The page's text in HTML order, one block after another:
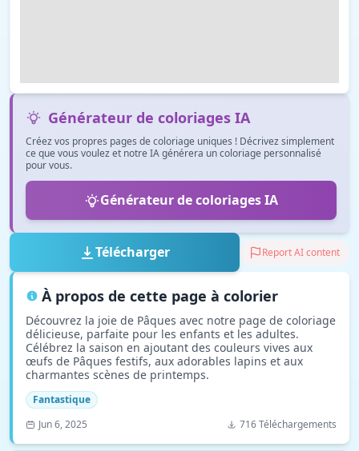
Générateur de coloriages IA
Créez vos propres pages de coloriage uniques ! Décrivez simplement
ce que vous voulez et notre IA générera un coloriage personnalisé
pour vous.
Générateur de coloriages IA
Télécharger Report AI content
À propos de cette page à colorier
Découvrez la joie de Pâques avec notre page de coloriage
délicieuse, parfaite pour les enfants et les adultes.
Célébrez la saison en ajoutant des couleurs vives aux
œufs de Pâques festifs, aux adorables lapins et aux
charmantes scènes de printemps.
Fantastique
Jun 6, 2025
716 Téléchargements